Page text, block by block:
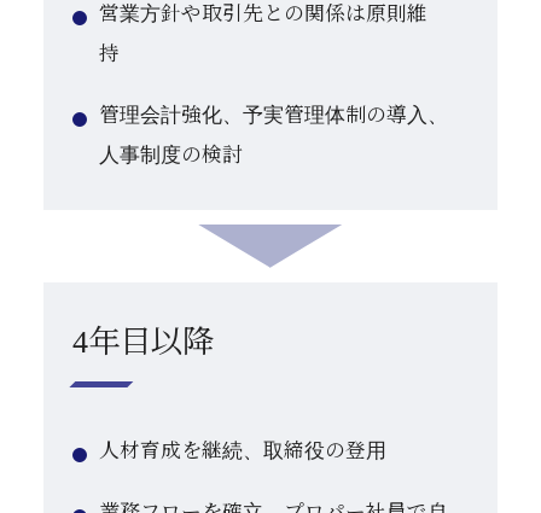
営業方針や取引先との関係は原則維
持
管理会計強化、予実管理体制の導入、
人事制度の検討
4年目以降
人材育成を継続、取締役の登用